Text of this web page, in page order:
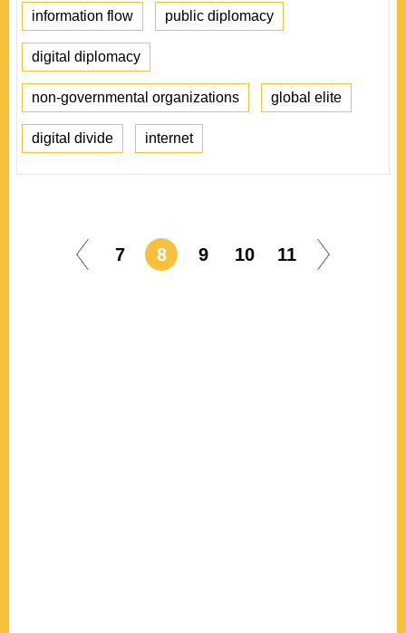
information flow public diplomacy
digital diplomacy
non-governmental organizations global elite
digital divide internet
7 8 9 10 11